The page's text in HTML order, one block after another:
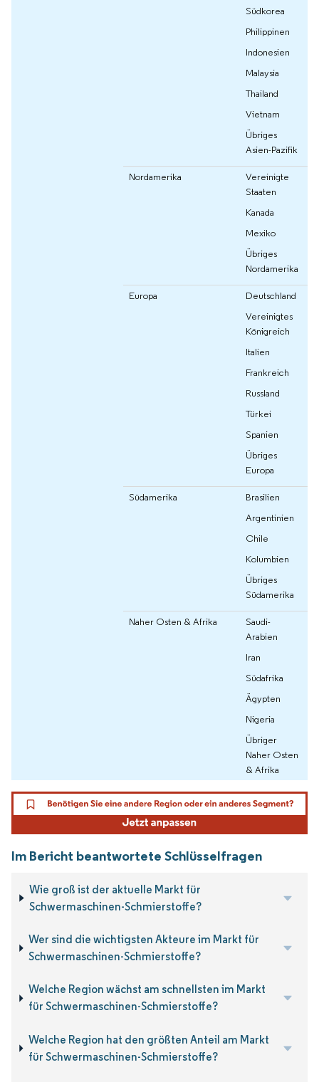
Südkorea
Philippinen
Indonesien
Malaysia
Thailand
Vietnam
Übriges
Asien-Pazifik
Nordamerika
Vereinigte
Staaten
Kanada
Mexiko
Übriges
Nordamerika
Europa
Deutschland
Vereinigtes
Königreich
Italien
Frankreich
Russland
Türkei
Spanien
Übriges
Europa
Südamerika
Brasilien
Argentinien
Chile
Kolumbien
Übriges
Südamerika
Naher Osten & Afrika
Saudi-
Arabien
Iran
Südafrika
Ägypten
Nigeria
Übriger
Naher Osten
& Afrika
Im Bericht beantwortete Schlüsselfragen
Wie groß ist der aktuelle Markt für
Schwermaschinen-Schmierstoffe?
Wer sind die wichtigsten Akteure im Markt für
Schwermaschinen-Schmierstoffe?
Welche Region wächst am schnellsten im Markt
für Schwermaschinen-Schmierstoffe?
Welche Region hat den größten Anteil am Markt
für Schwermaschinen-Schmierstoffe?